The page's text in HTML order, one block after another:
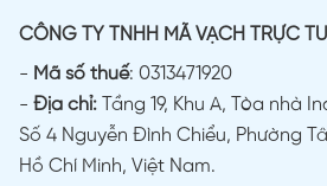
CÔNG TY TNHH MÃ VẠCH TRỰC
- Mã số thuế: 0313471920
- Địa chỉ:
Tầng 19, Khu A, Tòa nhà
Số 4 Nguyễn Đình Chiểu, Phường
Hồ Chí Minh, Việt Nam.